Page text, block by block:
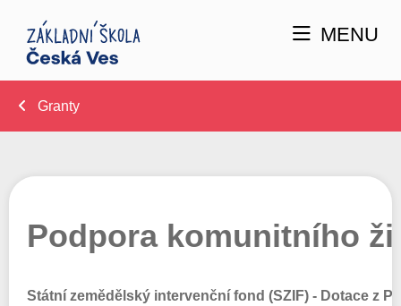
MENU
Granty
Podpora komunitního
Státní zemědělský intervenční fond (SZIF) - Dotace z